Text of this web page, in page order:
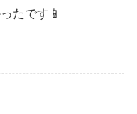
たです📱